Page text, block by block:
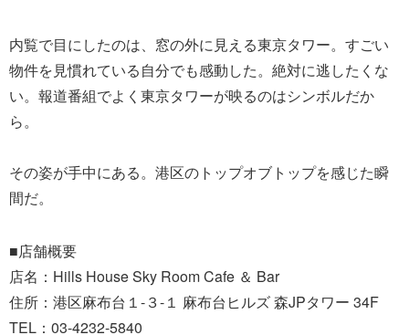
内覧で目にしたのは、窓の外に見える東京タワー。すごい
物件を見慣れている自分でも感動した。絶対に逃したくな
い。報道番組でよく東京タワーが映るのはシンボルだか
ら。
その姿が手中にある。港区のトップオブトップを感じた瞬
間だ。
■店舗概要
店名：Hills House Sky Room Cafe ＆ Bar
住所：港区麻布台１-３-１ 麻布台ヒルズ 森JPタワー 34F
TEL：03-4232-5840